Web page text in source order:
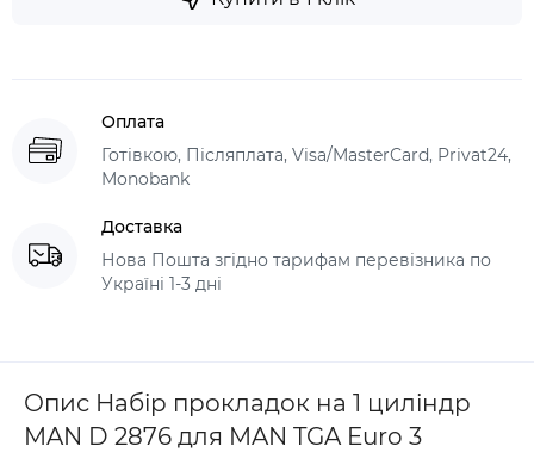
Оплата
Готівкою, Післяплата, Visa/MasterCard, Privat24,
Monobank
Доставка
Нова Пошта згідно тарифам перевізника по
Україні 1-3 дні
Опис Набір прокладок на 1 циліндр
MAN D 2876 для MAN TGA Euro 3